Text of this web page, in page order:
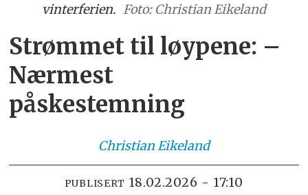
vinterferien. Foto: Christian Eikeland
Strømmet til løypene: –
Nærmest
påskestemning
ChristianEikeland
PUBLISERT 18.02.2026 - 17:10